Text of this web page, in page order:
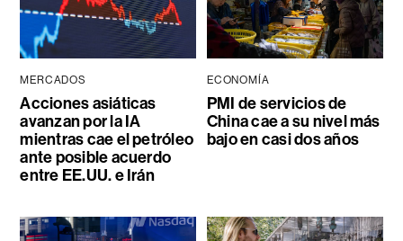
MERCADOS
Acciones asiáticas
avanzan por la IA
mientras cae el petróleo
ante posible acuerdo
entre EE.UU. e Irán
ECONOMÍA
PMI de servicios de
China cae a su nivel más
bajo en casi dos años